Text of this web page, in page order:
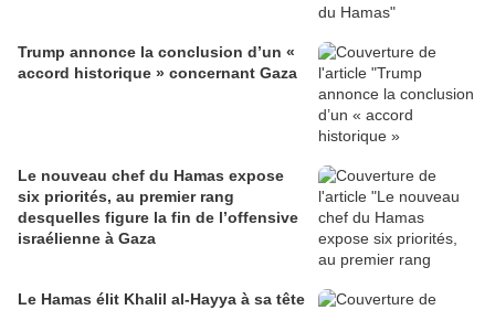
Trump annonce la conclusion d’un «
accord historique » concernant Gaza
Le nouveau chef du Hamas expose
six priorités, au premier rang
desquelles figure la fin de l’offensive
israélienne à Gaza
Le Hamas élit Khalil al-Hayya à sa tête